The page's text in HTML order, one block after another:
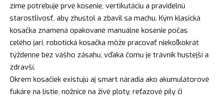
zime potrebuje prvé kosenie, vertikutáciu a pravidelnú
starostlivosť, aby zhustol a zbavil sa machu. Kým klasická
kosačka znamená opakované manuálne kosenie počas
celého jari, robotická kosačka môže pracovať niekoľkokrát
týždenne bez vášho zásahu, vďaka čomu je trávnik hustejší a
zdravší.
Okrem kosačiek existujú aj smart náradia ako akumulátorové
fukáre na lístie, nožnice na živé ploty, reťazové píly či